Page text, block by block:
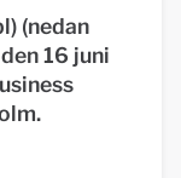
(nedan
16 juni